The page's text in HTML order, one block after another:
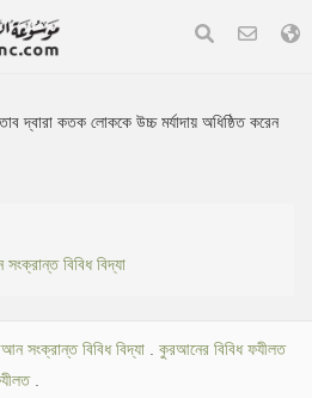
দ্বারা কতক লোককে উচ্চ মর্যাদায় অধিষ্ঠিত করেন
বিবিধ বিদ্যা
বিবিধ বিদ্যা . কুরআনের বিবিধ ফযীলত
.